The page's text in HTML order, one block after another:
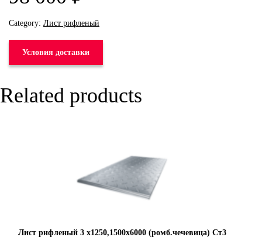
Category: Лист рифленый
Условия доставки
Related products
Лист рифленый 3 х1250,1500х6000 (ромб.чечевица) Ст3